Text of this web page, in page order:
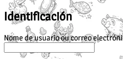
Identificación
Nome de usuario ou correo